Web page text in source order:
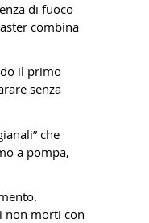
di fuoco
combina
il primo
senza
che
a pompa,
non morti con